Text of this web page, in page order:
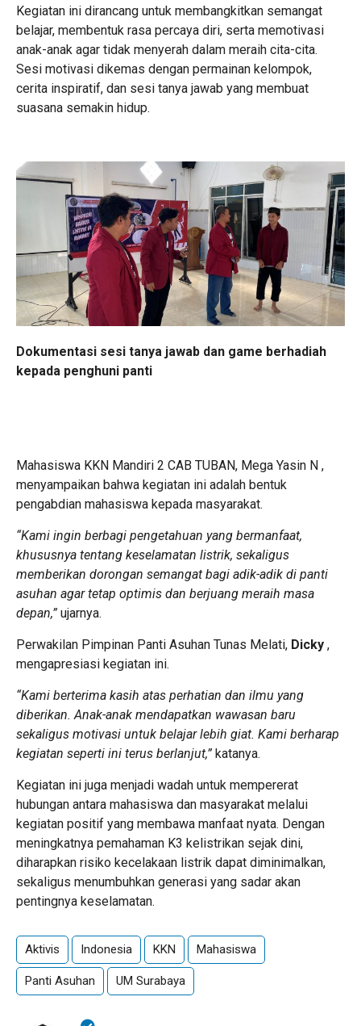
Kegiatan ini dirancang untuk membangkitkan semangat
belajar, membentuk rasa percaya diri, serta memotivasi
anak-anak agar tidak menyerah dalam meraih cita-cita.
Sesi motivasi dikemas dengan permainan kelompok,
cerita inspiratif, dan sesi tanya jawab yang membuat
suasana semakin hidup.
Dokumentasi sesi tanya jawab dan game berhadiah
kepada penghuni panti
Mahasiswa KKN Mandiri 2 CAB TUBAN, Mega Yasin N ,
menyampaikan bahwa kegiatan ini adalah bentuk
pengabdian mahasiswa kepada masyarakat.
“Kami ingin berbagi pengetahuan yang bermanfaat,
khususnya tentang keselamatan listrik, sekaligus
memberikan dorongan semangat bagi adik-adik di panti
asuhan agar tetap optimis dan berjuang meraih masa
depan,” ujarnya.
Perwakilan Pimpinan Panti Asuhan Tunas Melati, Dicky ,
mengapresiasi kegiatan ini.
“Kami berterima kasih atas perhatian dan ilmu yang
diberikan. Anak-anak mendapatkan wawasan baru
sekaligus motivasi untuk belajar lebih giat. Kami berharap
kegiatan seperti ini terus berlanjut,” katanya.
Kegiatan ini juga menjadi wadah untuk mempererat
hubungan antara mahasiswa dan masyarakat melalui
kegiatan positif yang membawa manfaat nyata. Dengan
meningkatnya pemahaman K3 kelistrikan sejak dini,
diharapkan risiko kecelakaan listrik dapat diminimalkan,
sekaligus menumbuhkan generasi yang sadar akan
pentingnya keselamatan.
Aktivis Indonesia KKN Mahasiswa
Panti Asuhan UM Surabaya